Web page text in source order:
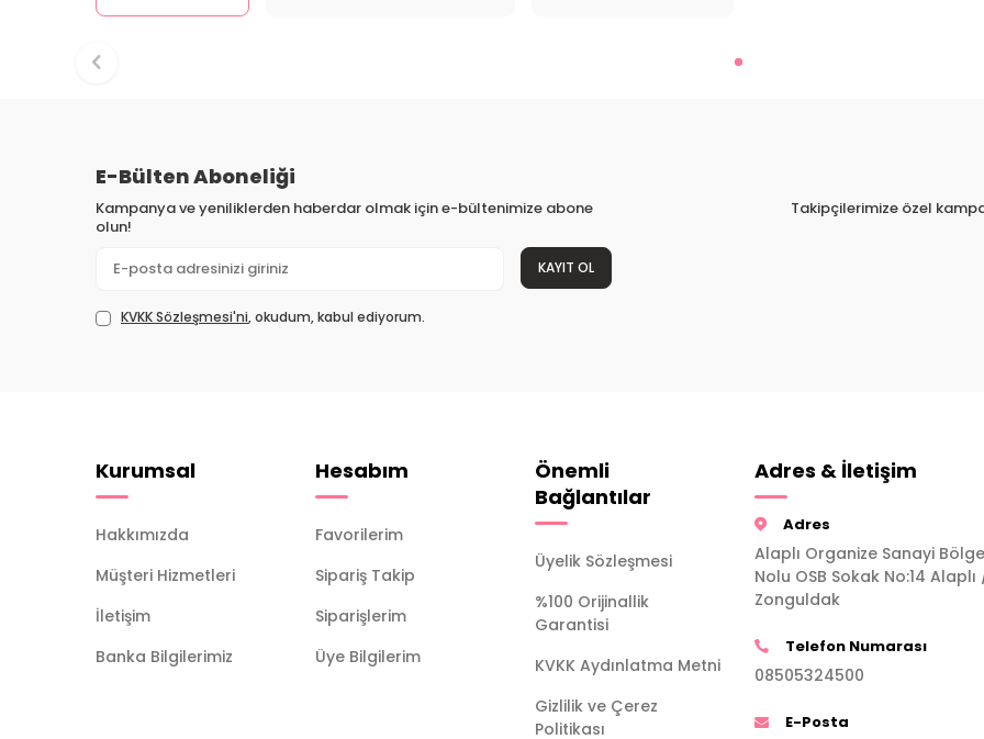
E-Bülten Aboneliği
Kampanya ve yeniliklerden haberdar olmak için e-bültenimize abone
olun!
KAYIT OL
KVKK Sözleşmesi'ni, okudum, kabul ediyorum.
Takipçilerimize özel
Kurumsal
Hakkımızda
Müşteri Hizmetleri
İletişim
Banka Bilgilerimiz
Hesabım
Favorilerim
Sipariş Takip
Siparişlerim
Üye Bilgilerim
Önemli
Bağlantılar
Üyelik Sözleşmesi
%100 Orijinallik
Garantisi
KVKK Aydınlatma Metni
Gizlilik ve Çerez
Politikası
Adres & İletişim
Adres
Alaplı Organize Sanayi
Nolu OSB Sokak No:14 Alaplı
Zonguldak
Telefon Numarası
08505324500
E-Posta